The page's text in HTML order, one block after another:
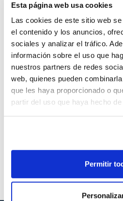
Esta página web usa cookies
Las cookies de este sitio web
el contenido y los anuncios,
sociales y analizar el tráfico.
información sobre el uso que
nuestros partners de redes
web, quienes pueden
que les haya proporcionado o
partir del uso que haya hecho
Permitir
Documentación técnica
TDS / Ficha técnica
Regístrate para
descargas
SDS/ Hoja de seguridad
Regístrate para
descargas